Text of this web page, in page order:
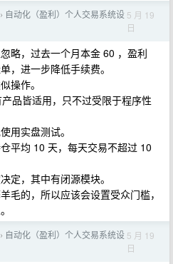
› 自动化（盈利）个人交易系统设 5 月 19
日
略，过去一个月本金 60 ，盈利
，进一步降低手续费。
操作。
品皆适用，只不过受限于程序性
用实盘测试。
平均 10 天，每天交易不超过 10
定，其中有闭源模块。
毛的，所以应该会设置受众门槛，
› 自动化（盈利）个人交易系统设 5 月 19
日